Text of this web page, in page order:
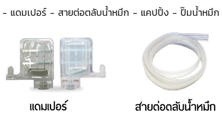
- แดมเปอร์ - สายต่อตลับน้ำหมึก - แคปปิ้ง - ปั๊มน้ำหมึก